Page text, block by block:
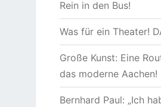
Rein in den Bus!
Was für ein Theater!
Große Kunst: Eine
das moderne Aachen!
Bernhard Paul: „Ich